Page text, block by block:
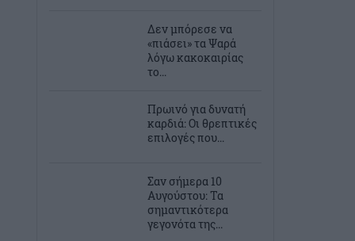
Δεν μπόρεσε να
«πιάσει» τα Ψαρά
λόγω κακοκαιρίας
το...
Πρωινό για δυνατή
καρδιά: Οι θρεπτικές
επιλογές που...
Σαν σήμερα 10
Αυγούστου: Τα
σημαντικότερα
γεγονότα της...